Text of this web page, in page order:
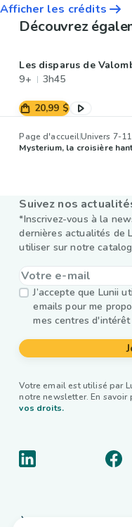
Afficher les crédits
Découvrez
Les disparus de
9+
3h45
20,99 $
Page d'accueilUnivers 7-
Mysterium, la croisière
Suivez nos
*Inscrivez-vous à la
dernières actualités de
utiliser sur notre
J’accepte que Lunii
emails pour me
mes centres d'intérêt
Votre email est utilisé par
notre newsletter. En savoir
vos droits.
À propos